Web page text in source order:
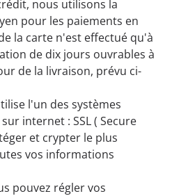
nous utilisons la
pour les paiements en
la carte n'est effectué qu'à
de dix jours ouvrables à
de la livraison, prévu ci-
l'un des systèmes
internet : SSL ( Secure
et crypter le plus
vos informations
pouvez régler vos